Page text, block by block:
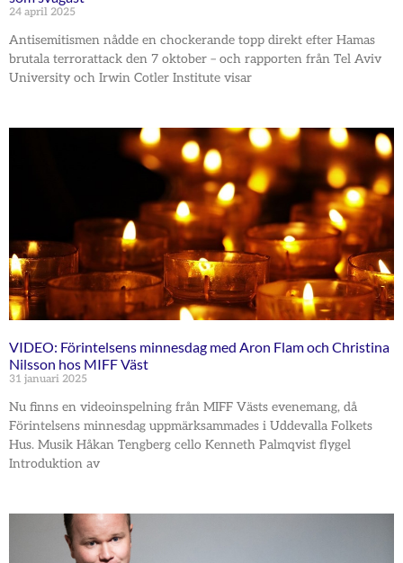
24 april 2025
Antisemitismen nådde en chockerande topp direkt efter Hamas
brutala terrorattack den 7 oktober – och rapporten från Tel Aviv
University och Irwin Cotler Institute visar
VIDEO: Förintelsens minnesdag med Aron Flam och Christina
Nilsson hos MIFF Väst
31 januari 2025
Nu finns en videoinspelning från MIFF Västs evenemang, då
Förintelsens minnesdag uppmärksammades i Uddevalla Folkets
Hus. Musik Håkan Tengberg cello Kenneth Palmqvist flygel
Introduktion av